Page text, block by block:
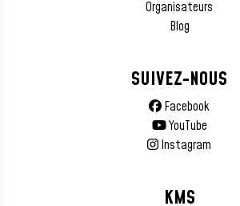
Organisateurs
Blog
SUIVEZ-NOUS
Facebook
YouTube
Instagram
KMS